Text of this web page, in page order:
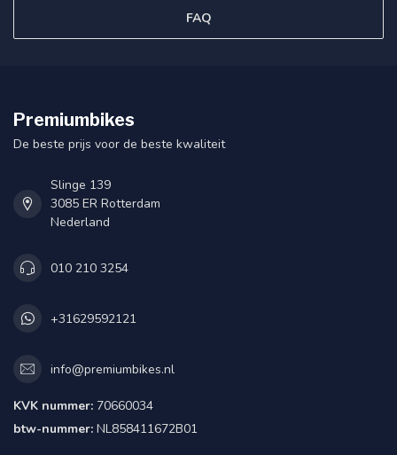
FAQ
Premiumbikes
De beste prijs voor de beste kwaliteit
Slinge 139
3085 ER Rotterdam
Nederland
010 210 3254
+31629592121
info@premiumbikes.nl
KVK nummer: 70660034
btw-nummer: NL858411672B01